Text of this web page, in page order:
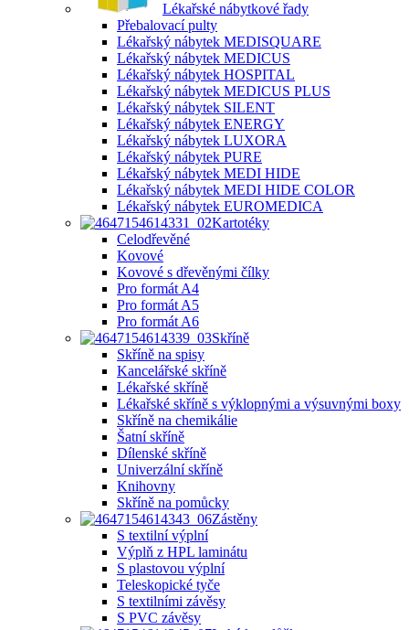
Lékařské nábytkové řady
Přebalovací pulty
Lékařský nábytek MEDISQUARE
Lékařský nábytek MEDICUS
Lékařský nábytek HOSPITAL
Lékařský nábytek MEDICUS PLUS
Lékařský nábytek SILENT
Lékařský nábytek ENERGY
Lékařský nábytek LUXORA
Lékařský nábytek PURE
Lékařský nábytek MEDI HIDE
Lékařský nábytek MEDI HIDE COLOR
Lékařský nábytek EUROMEDICA
Kartotéky
Celodřevěné
Kovové
Kovové s dřevěnými čílky
Pro formát A4
Pro formát A5
Pro formát A6
Skříně
Skříně na spisy
Kancelářské skříně
Lékařské skříně
Lékařské skříně s výklopnými a výsuvnými boxy
Skříně na chemikálie
Šatní skříně
Dílenské skříně
Univerzální skříně
Knihovny
Skříně na pomůcky
Zástěny
S textilní výplní
Výplň z HPL laminátu
S plastovou výplní
Teleskopické tyče
S textilními závěsy
S PVC závěsy